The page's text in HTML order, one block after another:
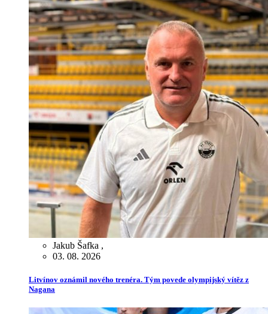
Jakub Šafka ,
03. 08. 2026
Litvínov oznámil nového trenéra. Tým povede olympijský vítěz z
Nagana